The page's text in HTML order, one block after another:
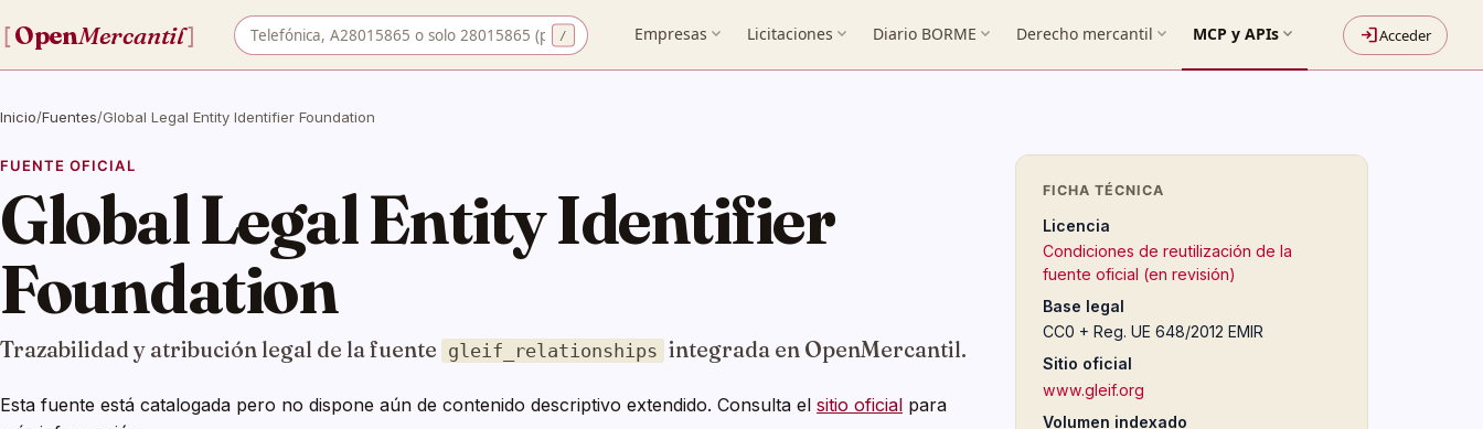
[ OpenMercantil] Buscar empresa por nombre o CIF Empresas expand_more Licitaciones expand_more Diario BORME expand_more Derecho mercantil expand_more MCP y APIs expand_more loginAcceder
Inicio/Fuentes/Global Legal Entity Identifier Foundation
FUENTE OFICIAL
Global Legal Entity Identifier
Foundation
Trazabilidad y atribución legal de la fuente gleif_relationships integrada en OpenMercantil.
Esta fuente está catalogada pero no dispone aún de contenido descriptivo extendido. Consulta el sitio oficial para
FICHA TÉCNICA
Licencia
Condiciones de reutilización de la
fuente oficial (en revisión)
Base legal
CC0 + Reg. UE 648/2012 EMIR
Sitio oficial
www.gleif.org
Volumen indexado